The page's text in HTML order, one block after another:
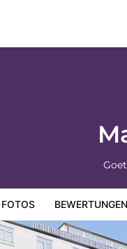
FOTOS BEWERTUNGEN